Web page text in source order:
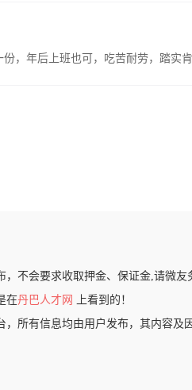
份，年后上班也可，吃苦耐劳，踏实
，不会要求收取押金、保证金,请微友
在丹巴人才网
上看到的！
，所有信息均由用户发布，其内容及